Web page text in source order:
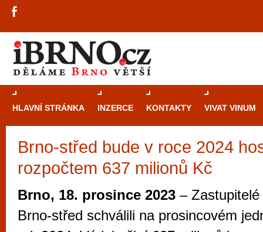
HLAVNÍ STRÁNKA INZERCE KONTAKTY VIVAT VINUM
Brno-střed bude v roce 2024
rozpočtem 637 milionů Kč
Brno, 18. prosince 2023 –
Brno-střed schválili na prosincovém
Průvodce
Brně: Od
Brno je
zajímavé